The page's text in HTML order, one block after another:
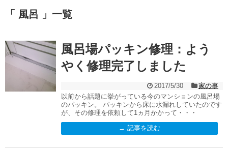
「 風呂 」一覧
風呂場パッキン修理：よう
やく修理完了しました
2017/5/30
家の事
以前から話題に挙がっている今のマンションの風呂場
のパッキン。 パッキンから床に水漏れしていたのです
が、その修理を依頼して1ヵ月かかって・・・
→ 記事を読む